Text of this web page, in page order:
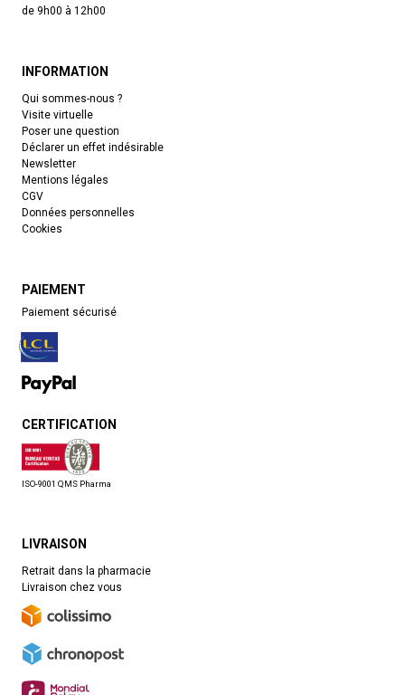
de 9h00 à 12h00
INFORMATION
Qui sommes-nous ?
Visite virtuelle
Poser une question
Déclarer un effet indésirable
Newsletter
Mentions légales
CGV
Données personnelles
Cookies
PAIEMENT
Paiement sécurisé
CERTIFICATION
ISO-9001 QMS Pharma
LIVRAISON
Retrait dans la pharmacie
Livraison chez vous